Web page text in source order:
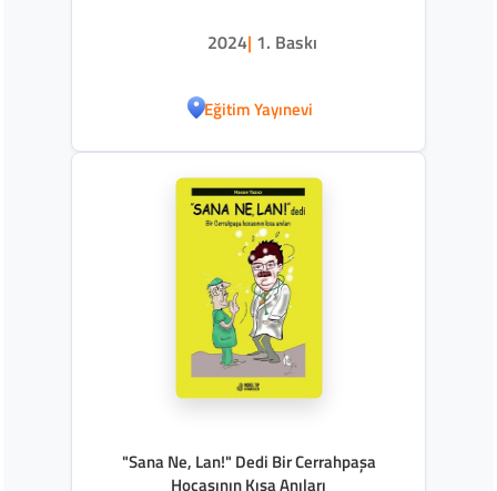
2024| 1. Baskı
Eğitim Yayınevi
"Sana Ne, Lan!" Dedi Bir Cerrahpaşa
Hocasının Kısa Anıları